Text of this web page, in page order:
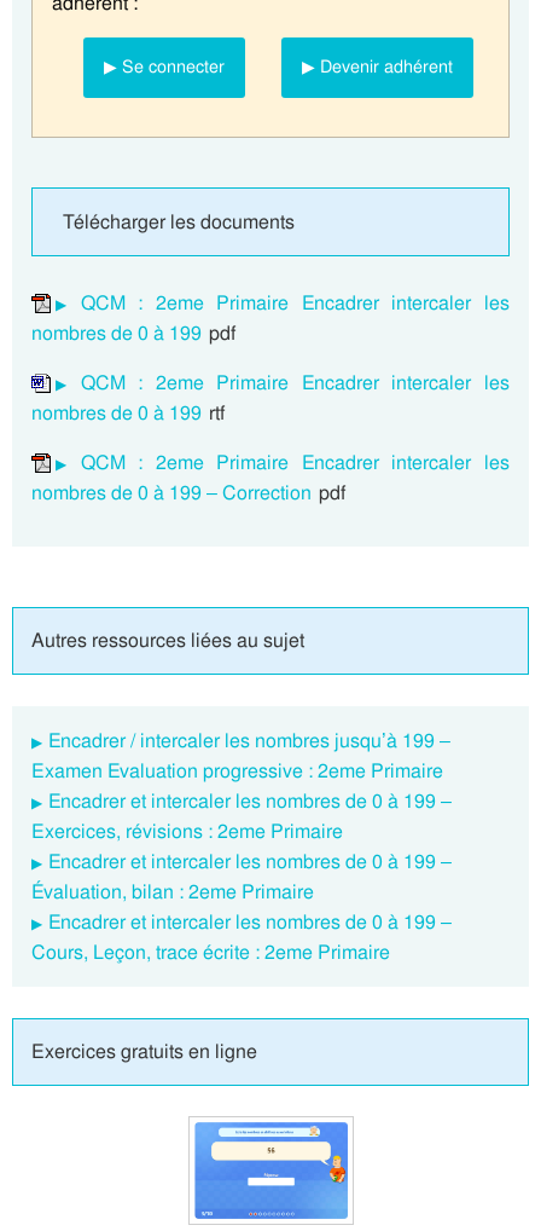
▶ Se connecter ▶ Devenir adhérent
Télécharger les documents
QCM : 2eme Primaire Encadrer intercaler les
nombres de 0 à 199 pdf
QCM : 2eme Primaire Encadrer intercaler les
nombres de 0 à 199 rtf
QCM : 2eme Primaire Encadrer intercaler les
nombres de 0 à 199 – Correction pdf
Autres ressources liées au sujet
Encadrer / intercaler les nombres jusqu’à 199 –
Examen Evaluation progressive : 2eme Primaire
Encadrer et intercaler les nombres de 0 à 199 –
Exercices, révisions : 2eme Primaire
Encadrer et intercaler les nombres de 0 à 199 –
Évaluation, bilan : 2eme Primaire
Encadrer et intercaler les nombres de 0 à 199 –
Cours, Leçon, trace écrite : 2eme Primaire
Exercices gratuits en ligne